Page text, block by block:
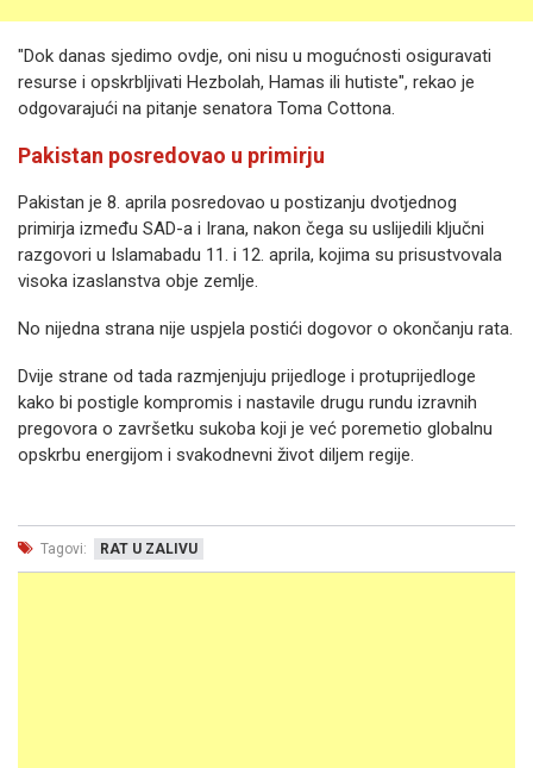
"Dok danas sjedimo ovdje, oni nisu u mogućnosti osiguravati
resurse i opskrbljivati Hezbolah, Hamas ili hutiste", rekao je
odgovarajući na pitanje senatora Toma Cottona.
Pakistan posredovao u primirju
Pakistan je 8. aprila posredovao u postizanju dvotjednog
primirja između SAD-a i Irana, nakon čega su uslijedili ključni
razgovori u Islamabadu 11. i 12. aprila, kojima su prisustvovala
visoka izaslanstva obje zemlje.
No nijedna strana nije uspjela postići dogovor o okončanju rata.
Dvije strane od tada razmjenjuju prijedloge i protuprijedloge
kako bi postigle kompromis i nastavile drugu rundu izravnih
pregovora o završetku sukoba koji je već poremetio globalnu
opskrbu energijom i svakodnevni život diljem regije.
Tagovi: RAT U ZALIVU